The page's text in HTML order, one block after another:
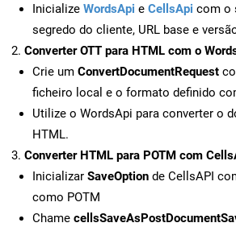
Inicialize WordsApi e CellsApi com o
segredo do cliente, URL base e
Converter OTT para HTML com o
Crie um ConvertDocumentRequest
ficheiro local e o formato definido
Utilize o WordsApi para converter o
HTML.
Converter HTML para POTM com
Inicializar SaveOption de CellsAPI
como POTM
Chame